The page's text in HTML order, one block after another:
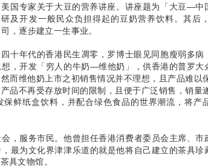
美国专家关于大豆的营养讲座。讲座题为「大豆—中
研及开发一般民众负担得起的豆奶营养饮料。其后
司，逐步建立一生事业。
四十年代的香港民生凋零，罗博士眼见同胞瘦弱多病
，开发「穷人的牛奶—维他奶」，供香港的普罗大
而维他奶上市之初销售情况并不理想，且产品难以
品不再受存放时间的限制，且便于广泛销售，销量
保鲜纸盒饮料，并配合绿色食品的世界潮流，将产
，服务市民。他曾担任香港消费者委员会主席、市
最为文化界津津乐道的就是他将自己建立的茶具珍
具文物馆。